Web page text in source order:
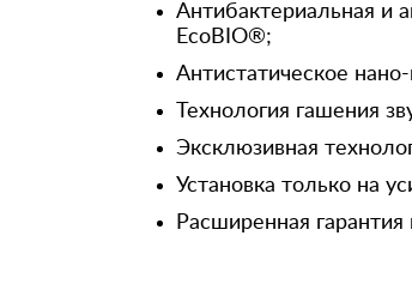
Антибактериальная и
EcoBIO®;
Антистатическое
Технология гашения
Эксклюзивная
Установка только на
Расширенная